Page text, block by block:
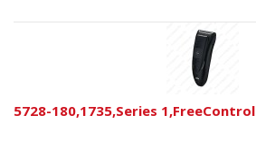
5728-180,1735,Series 1,FreeControl